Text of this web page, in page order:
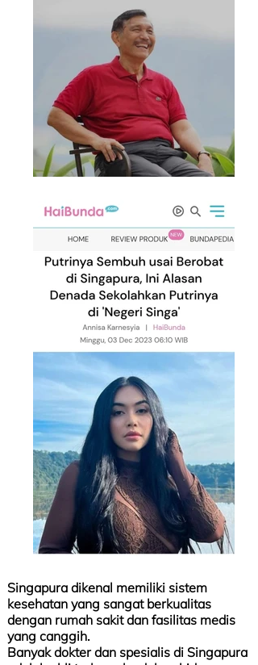
Singapura dikenal memiliki sistem
kesehatan yang sangat berkualitas
dengan rumah sakit dan fasilitas medis
yang canggih.
Banyak dokter dan spesialis di Singapura